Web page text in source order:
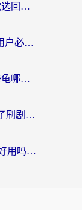
雷霆加速下载免费靠谱吗？海外党选回国加速器的避坑指南（附热门工具对比）
NordVPN 回国能用吗？一个海外用户必须面对的真实困境
海外回国加速器怎么选？斧牛和海龟哪个好？一篇帮你避开坑的实用指南
从匈牙利回国内的vpn，不只是为了刷剧那么简单
海外党必看：Quickback和OurPlay好用吗？3分钟选对回国加速器，无缝刷剧玩游戏